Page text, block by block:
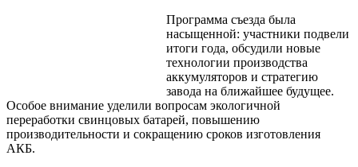
Программа съезда была
насыщенной: участники подвели
итоги года, обсудили новые
технологии производства
аккумуляторов и стратегию
завода на ближайшее будущее.
Особое внимание уделили вопросам экологичной
переработки свинцовых батарей, повышению
производительности и сокращению сроков изготовления
АКБ.